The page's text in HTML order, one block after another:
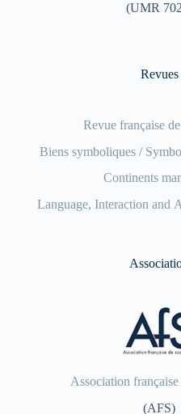
(UMR
Revues
Revue française
Biens symboliques /
Continents
Language, Interaction and
Association
(AFS)